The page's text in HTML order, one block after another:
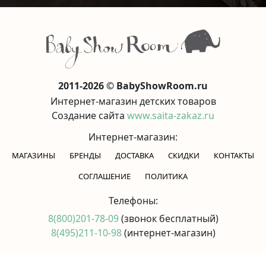
2011-2026 © BabyShowRoom.ru
Интернет-магазин детских товаров
Создание сайта www.saita-zakaz.ru
Интернет-магазин:
МАГАЗИНЫ БРЕНДЫ ДОСТАВКА СКИДКИ
КОНТАКТЫ
CОГЛАШЕНИЕ
ПОЛИТИКА
Телефоны:
8(800)201-78-09(звонок бесплатный)
8(495)211-10-98(интернет-магазин)